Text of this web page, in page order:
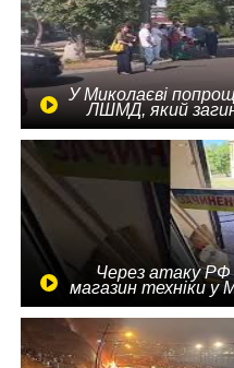
У Миколаєві
ЛШМД, який
Через атаку
магазин техніки у